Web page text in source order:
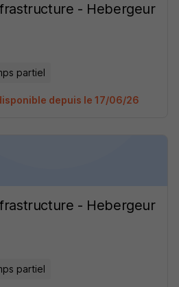
- Hebergeur
partiel
depuis le 17/06/26
- Hebergeur
partiel